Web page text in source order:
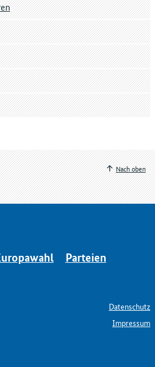
Nach oben
Parteien
Datenschutz
Impressum